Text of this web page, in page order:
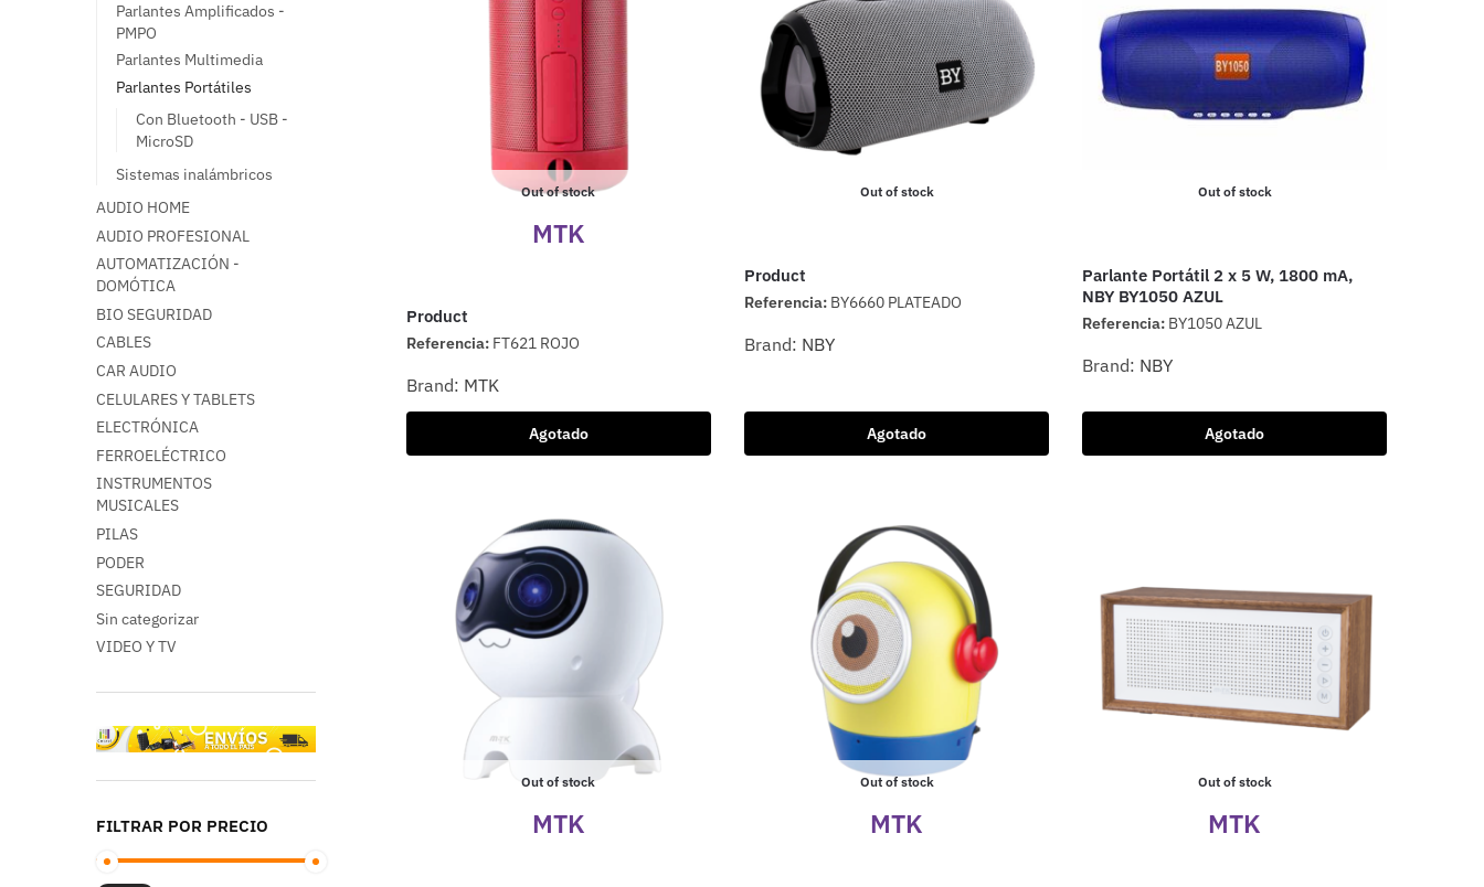
Out of stock
MTK
Product
Referencia: FT621 ROJO
Brand: MTK
Agotado
Out of stock
Product
Referencia: BY6660 PLATEADO
Brand: NBY
Agotado
Out of stock
Parlante Portátil 2 x 5 W, 1800 mA,
NBY BY1050 AZUL
Referencia: BY1050 AZUL
Brand: NBY
Agotado
Out of stock
MTK
Out of stock
MTK
Out of stock
MTK
Parlantes Amplificados -
PMPO
Parlantes Multimedia
Parlantes Portátiles
Con Bluetooth - USB -
MicroSD
Sistemas inalámbricos
AUDIO HOME
AUDIO PROFESIONAL
AUTOMATIZACIÓN -
DOMÓTICA
BIO SEGURIDAD
CABLES
CAR AUDIO
CELULARES Y TABLETS
ELECTRÓNICA
FERROELÉCTRICO
INSTRUMENTOS
MUSICALES
PILAS
PODER
SEGURIDAD
Sin categorizar
VIDEO Y TV
FILTRAR POR PRECIO